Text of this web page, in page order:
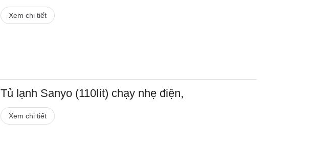
Xem chi tiết
Tủ lạnh Sanyo (110lít) chạy nhẹ điện,
Xem chi tiết